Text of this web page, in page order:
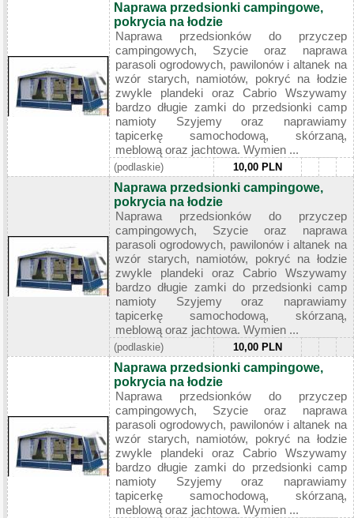
Naprawa przedsionki campingowe,
pokrycia na łodzie
Naprawa przedsionków do przyczep
campingowych, Szycie oraz naprawa
parasoli ogrodowych, pawilonów i altanek na
wzór starych, namiotów, pokryć na łodzie
zwykle plandeki oraz Cabrio Wszywamy
bardzo długie zamki do przedsionki camp
namioty Szyjemy oraz naprawiamy
tapicerkę samochodową, skórzaną,
meblową oraz jachtowa. Wymien ...
(podlaskie) 10,00 PLN
Naprawa przedsionki campingowe,
pokrycia na łodzie
Naprawa przedsionków do przyczep
campingowych, Szycie oraz naprawa
parasoli ogrodowych, pawilonów i altanek na
wzór starych, namiotów, pokryć na łodzie
zwykle plandeki oraz Cabrio Wszywamy
bardzo długie zamki do przedsionki camp
namioty Szyjemy oraz naprawiamy
tapicerkę samochodową, skórzaną,
meblową oraz jachtowa. Wymien ...
(podlaskie) 10,00 PLN
Naprawa przedsionki campingowe,
pokrycia na łodzie
Naprawa przedsionków do przyczep
campingowych, Szycie oraz naprawa
parasoli ogrodowych, pawilonów i altanek na
wzór starych, namiotów, pokryć na łodzie
zwykle plandeki oraz Cabrio Wszywamy
bardzo długie zamki do przedsionki camp
namioty Szyjemy oraz naprawiamy
tapicerkę samochodową, skórzaną,
meblową oraz jachtowa. Wymien ...